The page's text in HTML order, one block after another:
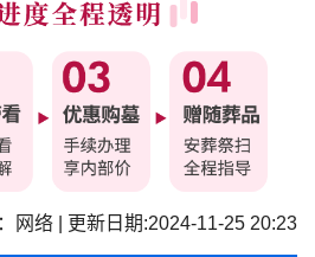
网络 | 更新日期:2024-11-25 20:23